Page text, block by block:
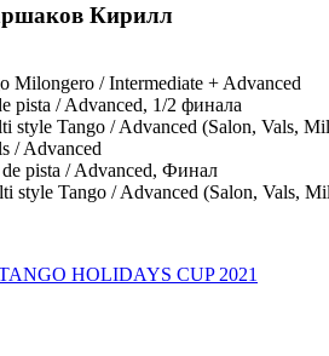
Кирилл
Milongero / Intermediate + Advanced
pista / Advanced, 1/2 финала
style Tango / Advanced (Salon, Vals,
/ Advanced
pista / Advanced, Финал
style Tango / Advanced (Salon, Vals,
HOLIDAYS CUP 2021